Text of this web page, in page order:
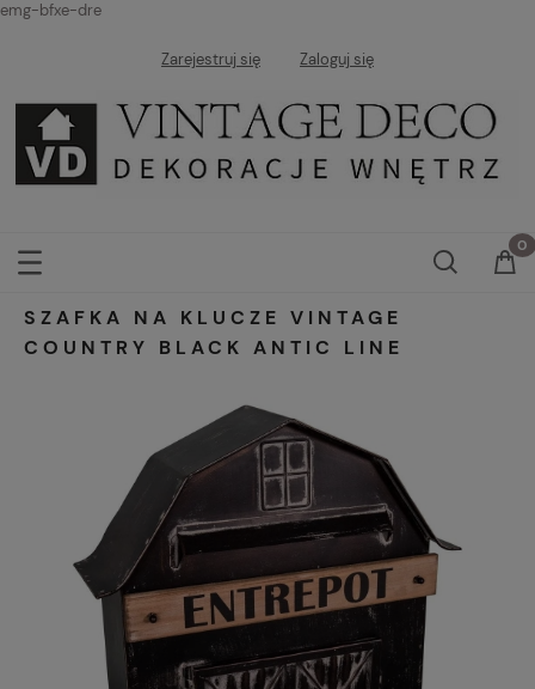
emg-bfxe-dre
Zarejestruj się Zaloguj się
SZAFKA NA KLUCZE VINTAGE
COUNTRY BLACK ANTIC LINE